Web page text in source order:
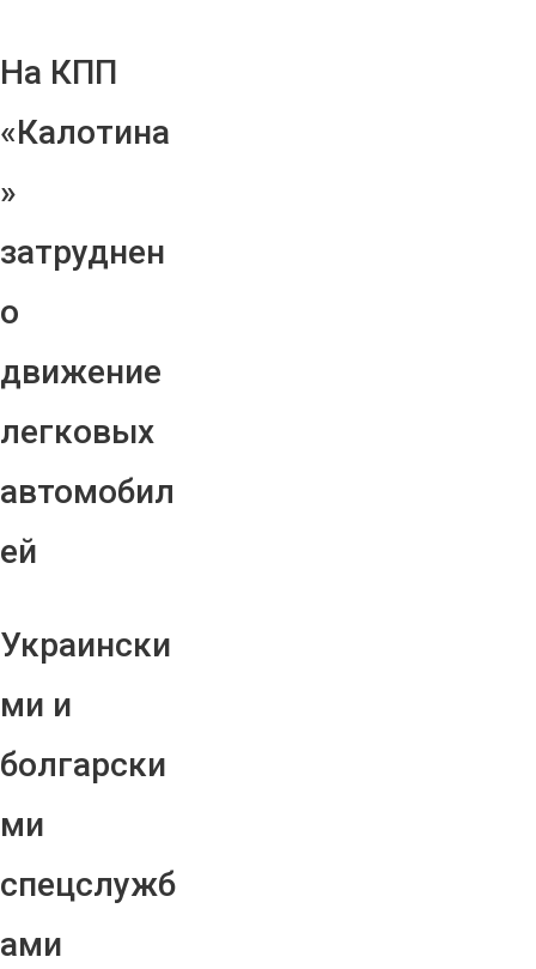
На КПП
«Калотина
»
затруднен
о
движение
легковых
автомобил
ей
Украински
ми и
болгарски
ми
спецслужб
ами